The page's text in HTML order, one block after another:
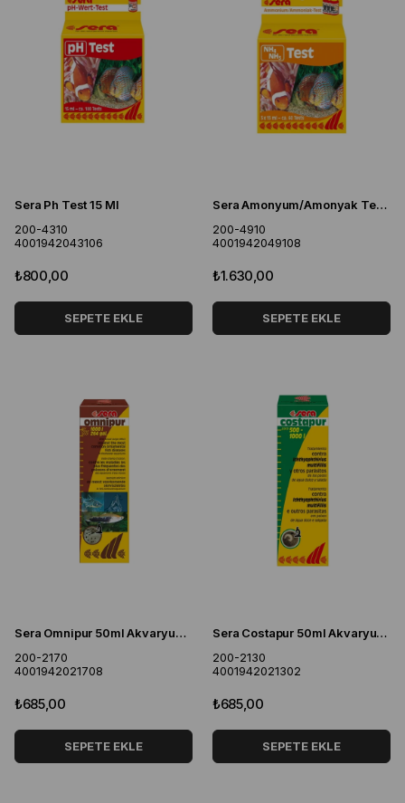
Sera Ph Test 15 Ml
200-4310
4001942043106
₺800,00
SEPETE EKLE
Sera Amonyum/Amonyak Test 15 Ml
200-4910
4001942049108
₺1.630,00
SEPETE EKLE
Sera Omnipur 50ml Akvaryum Bakım İlacı
200-2170
4001942021708
₺685,00
SEPETE EKLE
Sera Costapur 50ml Akvaryum Dış Parazit İlacı
200-2130
4001942021302
₺685,00
SEPETE EKLE